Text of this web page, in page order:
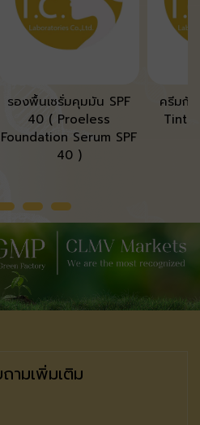
รองพื้นเซรั่มคุมมัน SPF
40 ( Proeless
Foundation Serum SPF
40 )
ครีมกั
ามเพิ่มเติม